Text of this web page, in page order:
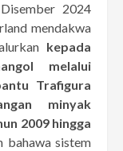
2024
mendakwa
kepada
melalui
Trafigura
minyak
2009 hingga
bahawa sistem